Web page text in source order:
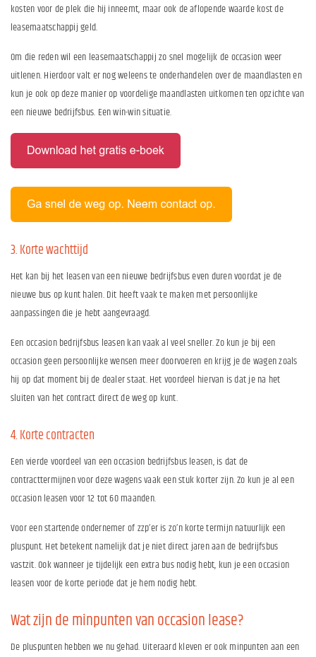
kosten voor de plek die hij inneemt, maar ook de aflopende waarde kost de
leasemaatschappij geld.
Om die reden wil een leasemaatschappij zo snel mogelijk de occasion weer
uitlenen. Hierdoor valt er nog weleens te onderhandelen over de maandlasten en
kun je ook op deze manier op voordelige maandlasten uitkomen ten opzichte van
een nieuwe bedrijfsbus. Een win-win situatie.
3. Korte wachttijd
Het kan bij het leasen van een nieuwe bedrijfsbus even duren voordat je de
nieuwe bus op kunt halen. Dit heeft vaak te maken met persoonlijke
aanpassingen die je hebt aangevraagd.
Een occasion bedrijfsbus leasen kan vaak al veel sneller. Zo kun je bij een
occasion geen persoonlijke wensen meer doorvoeren en krijg je de wagen zoals
hij op dat moment bij de dealer staat. Het voordeel hiervan is dat je na het
sluiten van het contract direct de weg op kunt.
4. Korte contracten
Een vierde voordeel van een occasion bedrijfsbus leasen, is dat de
contracttermijnen voor deze wagens vaak een stuk korter zijn. Zo kun je al een
occasion leasen voor 12 tot 60 maanden.
Voor een startende ondernemer of zzp’er is zo’n korte termijn natuurlijk een
pluspunt. Het betekent namelijk dat je niet direct jaren aan de bedrijfsbus
vastzit. Ook wanneer je tijdelijk een extra bus nodig hebt, kun je een occasion
leasen voor de korte periode dat je hem nodig hebt.
Wat zijn de minpunten van occasion lease?
De pluspunten hebben we nu gehad. Uiteraard kleven er ook minpunten aan een